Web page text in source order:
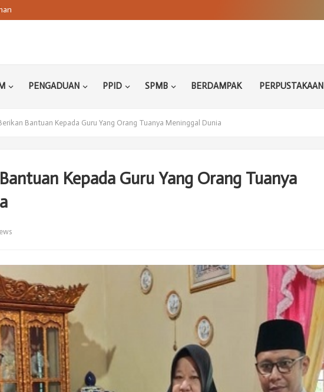
PENGADUAN PPID SPMB BERDAMPAK PERPUSTAKAAN
Bantuan Kepada Guru Yang Orang Tuanya Meninggal Dunia
Kepada Guru Yang Orang Tuanya